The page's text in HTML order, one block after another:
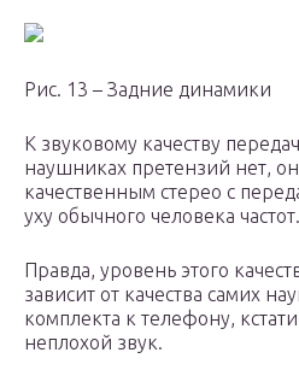
Рис. 13 – Задние динамики
К звуковому качеству
наушниках претензий нет,
качественным стерео с
уху обычного человека частот.
Правда, уровень этого
зависит от качества самих
комплекта к телефону,
неплохой звук.